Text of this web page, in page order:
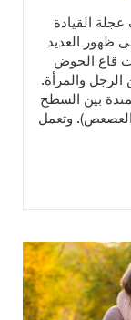
القيادة
العديد
الحوض
والمرأة.
بين السطح
وتعمل